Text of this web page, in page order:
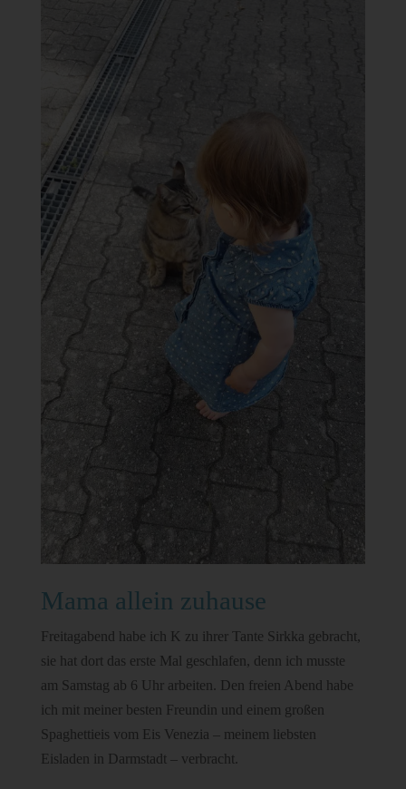
Mama allein zuhause
Freitagabend habe ich K zu ihrer Tante Sirkka gebracht,
sie hat dort das erste Mal geschlafen, denn ich musste
am Samstag ab 6 Uhr arbeiten. Den freien Abend habe
ich mit meiner besten Freundin und einem großen
Spaghettieis vom Eis Venezia – meinem liebsten
Eisladen in Darmstadt – verbracht.